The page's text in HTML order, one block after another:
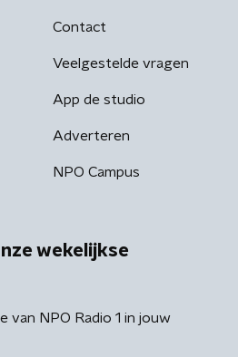
Contact
Veelgestelde vragen
App de studio
Adverteren
NPO Campus
wekelijkse
van NPO Radio 1 in jouw